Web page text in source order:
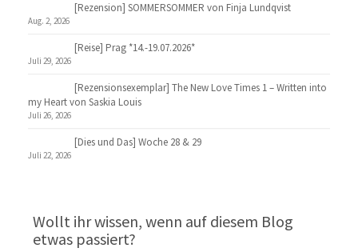
[Rezension] SOMMERSOMMER von Finja Lundqvist
Aug. 2, 2026
[Reise] Prag *14.-19.07.2026*
Juli 29, 2026
[Rezensionsexemplar] The New Love Times 1 – Written into
my Heart von Saskia Louis
Juli 26, 2026
[Dies und Das] Woche 28 & 29
Juli 22, 2026
Wollt ihr wissen, wenn auf diesem Blog
etwas passiert?